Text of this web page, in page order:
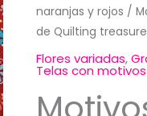
naranjas y rojos /
de Quilting
Flores variadas,
Telas con